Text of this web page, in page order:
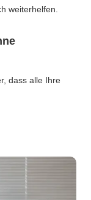
weiterhelfen.
dass alle Ihre